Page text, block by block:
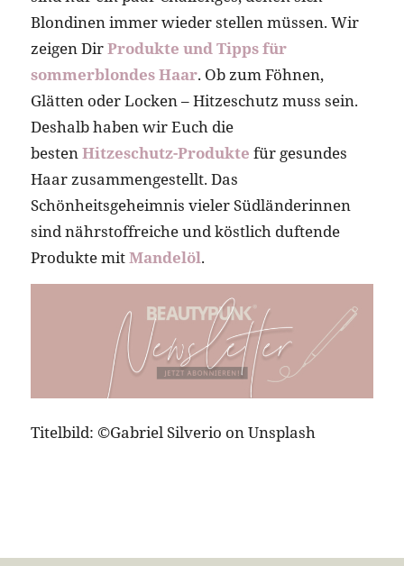
Blondinen immer wieder stellen müssen. Wir
zeigen DirProdukte und Tipps für
sommerblondes Haar. Ob zum Föhnen,
Glätten oder Locken – Hitzeschutz muss sein.
Deshalb haben wir Euch die
bestenHitzeschutz-Produkte für gesundes
Haar zusammengestellt. Das
Schönheitsgeheimnis vieler Südländerinnen
sind nährstoffreiche und köstlich duftende
Produkte mitMandelöl.
Titelbild: ©Gabriel Silverio on Unsplash